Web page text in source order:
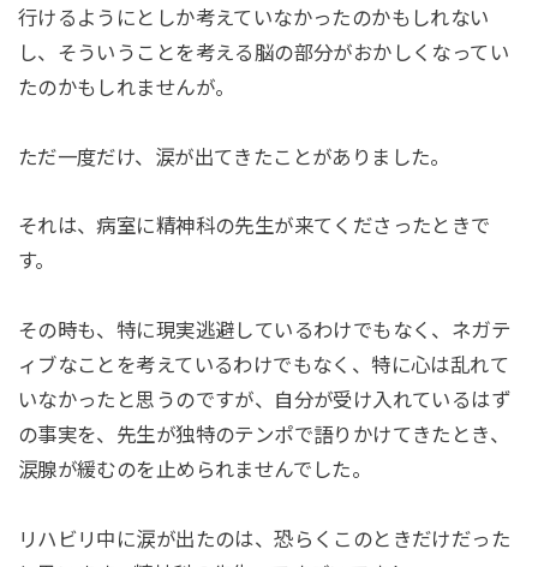
行けるようにとしか考えていなかったのかもしれない
し、そういうことを考える脳の部分がおかしくなってい
たのかもしれませんが。
ただ一度だけ、涙が出てきたことがありました。
それは、病室に精神科の先生が来てくださったときで
す。
その時も、特に現実逃避しているわけでもなく、ネガテ
ィブなことを考えているわけでもなく、特に心は乱れて
いなかったと思うのですが、自分が受け入れているはず
の事実を、先生が独特のテンポで語りかけてきたとき、
涙腺が緩むのを止められませんでした。
リハビリ中に涙が出たのは、恐らくこのときだけだった